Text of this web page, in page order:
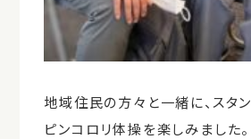
地域住民の方々と一緒に、スタ
ピンコロリ体操を楽しみました。